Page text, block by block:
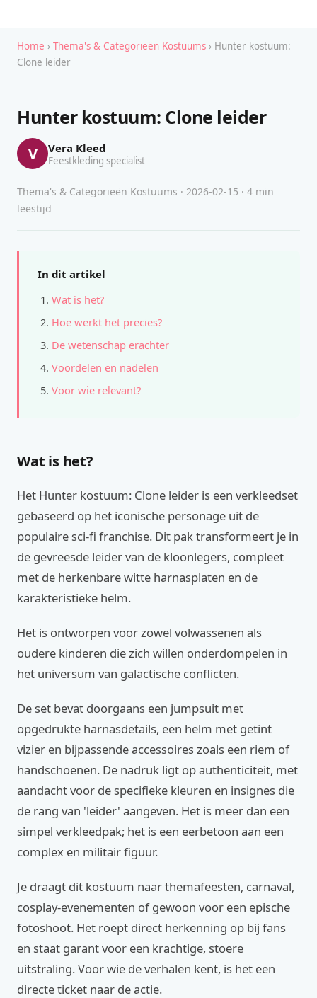
Home › Thema's & Categorieën Kostuums › Hunter kostuum:
Clone leider
Hunter kostuum: Clone leider
V Vera Kleed
Feestkleding specialist
Thema's & Categorieën Kostuums · 2026-02-15 · 4 min
leestijd
In dit artikel
Wat is het?
Hoe werkt het precies?
De wetenschap erachter
Voordelen en nadelen
Voor wie relevant?
Wat is het?
Het Hunter kostuum: Clone leider is een verkleedset
gebaseerd op het iconische personage uit de
populaire sci-fi franchise. Dit pak transformeert je in
de gevreesde leider van de kloonlegers, compleet
met de herkenbare witte harnasplaten en de
karakteristieke helm.
Het is ontworpen voor zowel volwassenen als
oudere kinderen die zich willen onderdompelen in
het universum van galactische conflicten.
De set bevat doorgaans een jumpsuit met
opgedrukte harnasdetails, een helm met getint
vizier en bijpassende accessoires zoals een riem of
handschoenen. De nadruk ligt op authenticiteit, met
aandacht voor de specifieke kleuren en insignes die
de rang van 'leider' aangeven. Het is meer dan een
simpel verkleedpak; het is een eerbetoon aan een
complex en militair figuur.
Je draagt dit kostuum naar themafeesten, carnaval,
cosplay-evenementen of gewoon voor een epische
fotoshoot. Het roept direct herkenning op bij fans
en staat garant voor een krachtige, stoere
uitstraling. Voor wie de verhalen kent, is het een
directe ticket naar de actie.